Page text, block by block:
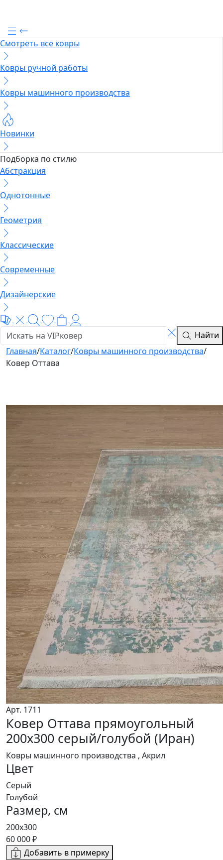
Смотреть все ковры
Ковры ручной работы
Ковры машинного производства
Новинки
Подборка по стилю
Абстракция
Однотонные
Геометрия
Классические
Современные
Дизайнерские
Найти
Главная/Каталог/Ковры машинного производства/
Ковер Оттава
Арт. 1711
Ковер Оттава прямоугольный
200x300 серый/голубой (Иран)
Ковры машинного производства , Акрил
Цвет
Серый
Голубой
Размер, см
200x300
60 000 ₽
Добавить в примерку